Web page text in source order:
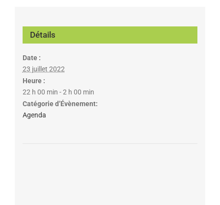
Détails
Date :
23 juillet 2022
Heure :
22 h 00 min - 2 h 00 min
Catégorie d’Évènement:
Agenda